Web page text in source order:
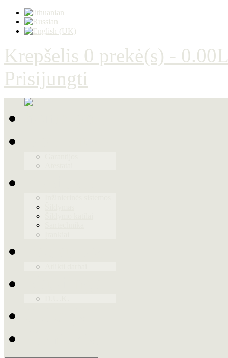
Krepšelis 0 prekė(s) -
Prisijungti